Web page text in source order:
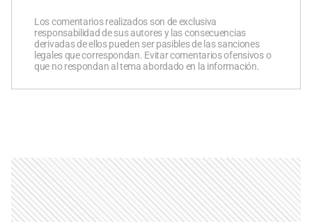
Los comentarios realizados son de exclusiva
responsabilidad de sus autores y las consecuencias
derivadas de ellos pueden ser pasibles de las sanciones
legales que correspondan. Evitar comentarios ofensivos o
que no respondan al tema abordado en la información.